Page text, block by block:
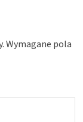
Wymagane pola